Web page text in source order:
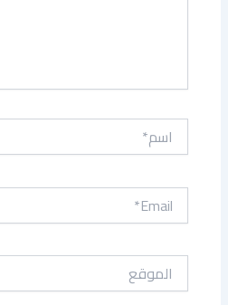
اسم*
Email*
الموقع